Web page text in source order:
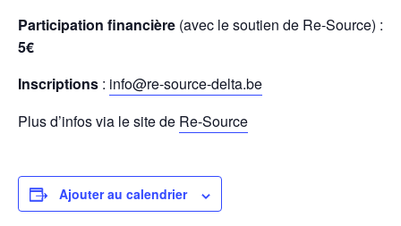
Participation financière (avec le soutien de Re-Source) :
5€
Inscriptions : info@re-source-delta.be
Plus d’infos via le site de Re-Source
Ajouter au calendrier